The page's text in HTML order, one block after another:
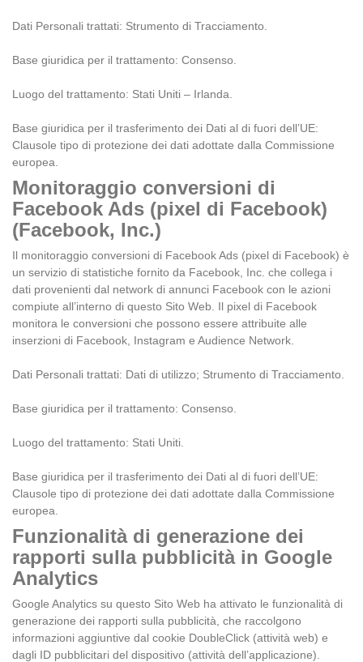
Dati Personali trattati: Strumento di Tracciamento.
Base giuridica per il trattamento: Consenso.
Luogo del trattamento: Stati Uniti – Irlanda.
Base giuridica per il trasferimento dei Dati al di fuori dell’UE:
Clausole tipo di protezione dei dati adottate dalla Commissione
europea.
Monitoraggio conversioni di
Facebook Ads (pixel di Facebook)
(Facebook, Inc.)
Il monitoraggio conversioni di Facebook Ads (pixel di Facebook) è
un servizio di statistiche fornito da Facebook, Inc. che collega i
dati provenienti dal network di annunci Facebook con le azioni
compiute all’interno di questo Sito Web. Il pixel di Facebook
monitora le conversioni che possono essere attribuite alle
inserzioni di Facebook, Instagram e Audience Network.
Dati Personali trattati: Dati di utilizzo; Strumento di Tracciamento.
Base giuridica per il trattamento: Consenso.
Luogo del trattamento: Stati Uniti.
Base giuridica per il trasferimento dei Dati al di fuori dell’UE:
Clausole tipo di protezione dei dati adottate dalla Commissione
europea.
Funzionalità di generazione dei
rapporti sulla pubblicità in Google
Analytics
Google Analytics su questo Sito Web ha attivato le funzionalità di
generazione dei rapporti sulla pubblicità, che raccolgono
informazioni aggiuntive dal cookie DoubleClick (attività web) e
dagli ID pubblicitari del dispositivo (attività dell’applicazione).